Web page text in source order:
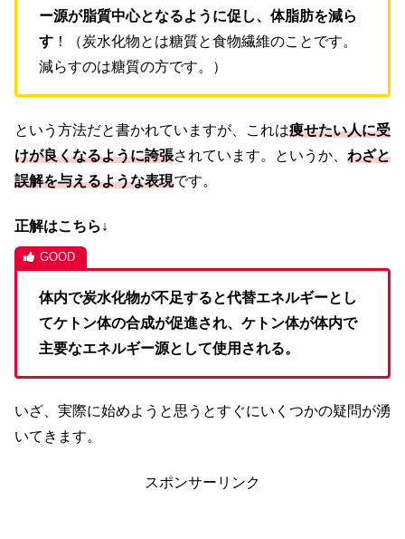
ー源が脂質中心となるように促し、体脂肪を減ら
す ！（炭水化物とは糖質と食物繊維のことです。
減らすのは糖質の方です。）
という方法だと書かれていますが、これは痩せたい人に受
けが良くなるように誇張されています。というか、 わざと
誤解を与えるような表現です。
正解はこちら↓
体内で炭水化物が不足すると代替エネルギーとし
てケトン体の合成が促進され、ケトン体が体内で
主要なエネルギー源として使用される。
いざ、実際に始めようと思うとすぐにいくつかの疑問が湧
いてきます。
スポンサーリンク